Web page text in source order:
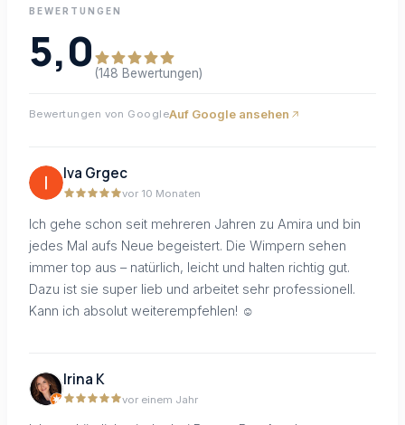
BEWERTUNGEN
5,0 (148 Bewertungen)
Bewertungen von GoogleAuf Google ansehen
Iva Grgec
vor 10 Monaten
Ich gehe schon seit mehreren Jahren zu Amira und bin
jedes Mal aufs Neue begeistert. Die Wimpern sehen
immer top aus – natürlich, leicht und halten richtig gut.
Dazu ist sie super lieb und arbeitet sehr professionell.
Kann ich absolut weiterempfehlen! ☺️
Irina K
vor einem Jahr